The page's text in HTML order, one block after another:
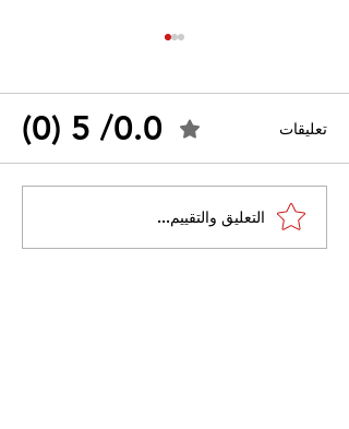
القضاء الإداري يقضي بحل
نقابة "كنابست"
تعليقات 0.0/ 5 (0)
التعليق والتقييم...